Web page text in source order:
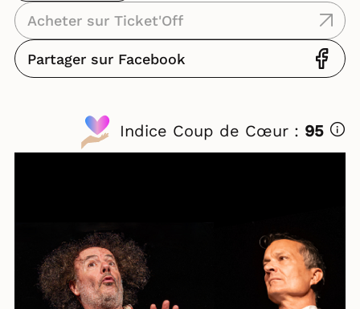
Acheter sur Ticket'Off
Partager sur Facebook
Indice Coup de Cœur : 95